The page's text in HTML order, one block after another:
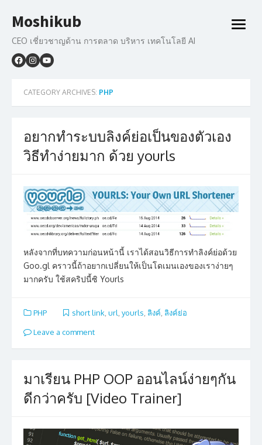
to
Moshikub
CEO เชี่ยวชาญด้าน การตลาด บริหาร เทคโนโลยี AI
open
CATEGORY ARCHIVES: PHP
อยากทำระบบลิงค์ย่อเป็นของตัวเอง
วิธีทำง่ายมาก ด้วย yourls
หลังจากที่บทความก่อนหน้านี้ เราได้สอนวิธีการทำลิงค์ย่อด้วย
Goo.gl คราวนี้ถ้าอยากเปลี่ยนให้เป็นโดเมนเองของเราง่ายๆ
มากครับ ใช้สคริปนี้ซิ Yourls
PHP short link url yourls ลิงค์ ลิงค์ย่อ
Leave a comment
มาเรียน PHP OOP ออนไลน์ง่ายๆกัน
ดีกว่าครับ [Video Trainer]